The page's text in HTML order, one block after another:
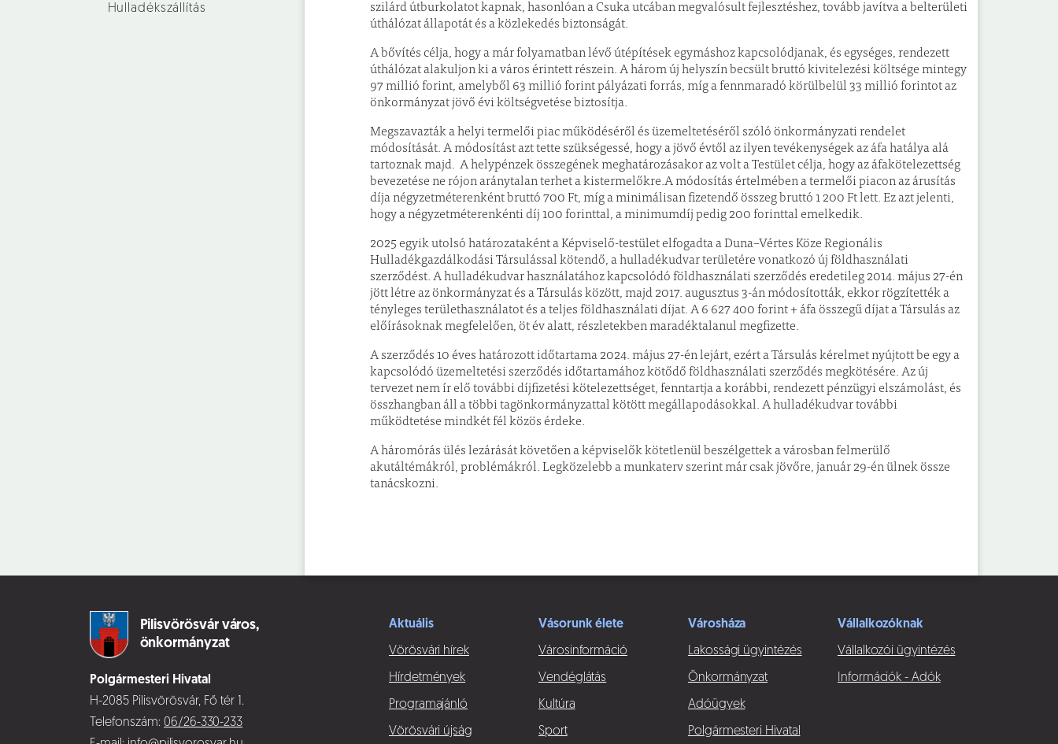
Hulladékszállítás
szilárd útburkolatot kapnak, hasonlóan a Csuka utcában megvalósult fejlesztéshez, tovább javítva a belterületi
úthálózat állapotát és a közlekedés biztonságát.
A bővítés célja, hogy a már folyamatban lévő útépítések egymáshoz kapcsolódjanak, és egységes, rendezett
úthálózat alakuljon ki a város érintett részein. A három új helyszín becsült bruttó kivitelezési költsége mintegy
97 millió forint, amelyből 63 millió forint pályázati forrás, míg a fennmaradó körülbelül 33 millió forintot az
önkormányzat jövő évi költségvetése biztosítja.
Megszavazták a helyi termelői piac működéséről és üzemeltetéséről szóló önkormányzati rendelet
módosítását. A módosítást azt tette szükségessé, hogy a jövő évtől az ilyen tevékenységek az áfa hatálya alá
tartoznak majd. A helypénzek összegének meghatározásakor az volt a Testület célja, hogy az áfakötelezettség
bevezetése ne rójon aránytalan terhet a kistermelőkre.A módosítás értelmében a termelői piacon az árusítás
díja négyzetméterenként bruttó 700 Ft, míg a minimálisan fizetendő összeg bruttó 1 200 Ft lett. Ez azt jelenti,
hogy a négyzetméterenkénti díj 100 forinttal, a minimumdíj pedig 200 forinttal emelkedik.
2025 egyik utolsó határozataként a Képviselő-testület elfogadta a Duna–Vértes Köze Regionális
Hulladékgazdálkodási Társulással kötendő, a hulladékudvar területére vonatkozó új földhasználati
szerződést. A hulladékudvar használatához kapcsolódó földhasználati szerződés eredetileg 2014. május 27-én
jött létre az önkormányzat és a Társulás között, majd 2017. augusztus 3-án módosították, ekkor rögzítették a
tényleges területhasználatot és a teljes földhasználati díjat. A 6 627 400 forint + áfa összegű díjat a Társulás az
előírásoknak megfelelően, öt év alatt, részletekben maradéktalanul megfizette.
A szerződés 10 éves határozott időtartama 2024. május 27-én lejárt, ezért a Társulás kérelmet nyújtott be egy a
kapcsolódó üzemeltetési szerződés időtartamához kötődő földhasználati szerződés megkötésére. Az új
tervezet nem ír elő további díjfizetési kötelezettséget, fenntartja a korábbi, rendezett pénzügyi elszámolást, és
összhangban áll a többi tagönkormányzattal kötött megállapodásokkal. A hulladékudvar további
működtetése mindkét fél közös érdeke.
A háromórás ülés lezárását követően a képviselők kötetlenül beszélgettek a városban felmerülő
akutáltémákról, problémákról. Legközelebb a munkaterv szerint már csak jövőre, január 29-én ülnek össze
tanácskozni.
Pilisvörösvár város,
önkormányzat
Polgármesteri Hivatal
H-2085 Pilisvörösvár, Fő tér 1.
Telefonszám: 06/26-330-233
Aktuális
Vörösvári hírek
Hírdetmények
Programajánló
Vörösvári újság
Vásorunk élete
Városinformáció
Vendéglátás
Kultúra
Sport
Városháza
Lakossági ügyintézés
Önkormányzat
Adóügyek
Polgármesteri Hivatal
Vállalkozóknak
Vállalkozói ügyintézés
Információk - Adók